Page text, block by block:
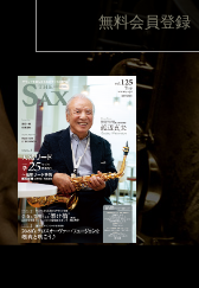
無料会員登録